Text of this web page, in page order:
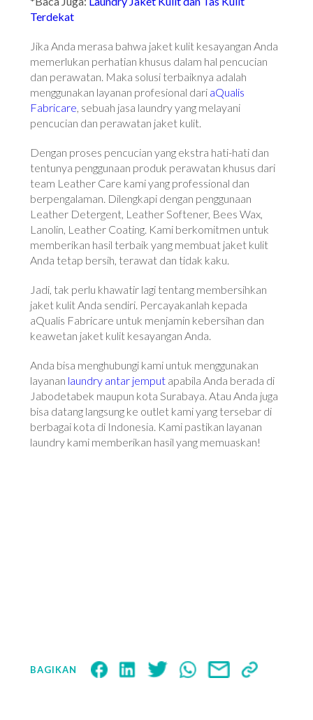
Terdekat
Jika Anda merasa bahwa jaket kulit kesayangan Anda
memerlukan perhatian khusus dalam hal pencucian
dan perawatan. Maka solusi terbaiknya adalah
menggunakan layanan profesional dari aQualis
Fabricare , sebuah jasa laundry yang melayani
pencucian dan perawatan jaket kulit.
Dengan proses pencucian yang ekstra hati-hati dan
tentunya penggunaan produk perawatan khusus dari
team Leather Care kami yang professional dan
berpengalaman. Dilengkapi dengan penggunaan
Leather Detergent, Leather Softener, Bees Wax,
Lanolin, Leather Coating. Kami berkomitmen untuk
memberikan hasil terbaik yang membuat jaket kulit
Anda tetap bersih, terawat dan tidak kaku.
Jadi, tak perlu khawatir lagi tentang membersihkan
jaket kulit Anda sendiri. Percayakanlah kepada
aQualis Fabricare untuk menjamin kebersihan dan
keawetan jaket kulit kesayangan Anda.
Anda bisa menghubungi kami untuk menggunakan
layanan laundry antar jemput apabila Anda berada di
Jabodetabek maupun kota Surabaya. Atau Anda juga
bisa datang langsung ke outlet kami yang tersebar di
berbagai kota di Indonesia. Kami pastikan layanan
laundry kami memberikan hasil yang memuaskan!
BAGIKAN